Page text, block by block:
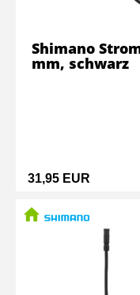
31,95 EUR
Shimano
mm, schwarz